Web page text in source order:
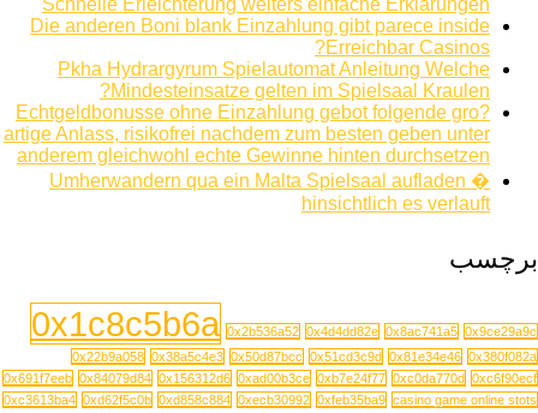
Schnelle Erleichterung weiters einfache Erklarungen
Die anderen Boni blank Einzahlung gibt parece inside
Erreichbar Casinos?
Pkha Hydrargyrum Spielautomat Anleitung Welche
Mindesteinsatze gelten im Spielsaal Kraulen?
Echtgeldbonusse ohne Einzahlung gebot folgende gro?
artige Anlass, risikofrei nachdem zum besten geben unter
anderem gleichwohl echte Gewinne hinten durchsetzen
Umherwandern qua ein Malta Spielsaal aufladen �
hinsichtlich es verlauft
برچسب
0x1c8c5b6a 0x2b536a52 0x4d4dd82e 0x8ac741a5 0x9ce29a9c
0x22b9a058 0x38a5c4e3 0x50d87bcc 0x51cd3c9d 0x81e34e46 0x380f082a
0x691f7eeb 0x84079d84 0x156312d6 0xad00b3ce 0xb7e24f77 0xc0da770d 0xc6f90ecf
0xc3613ba4 0xd62f5c0b 0xd858c884 0xecb30992 0xfeb35ba9 casino game online stots